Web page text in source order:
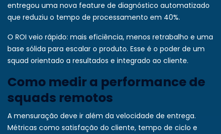
entregou uma nova feature de diagnóstico automatizado
que reduziu o tempo de processamento em 40%.
O ROI veio rápido: mais eficiência, menos retrabalho e uma
base sólida para escalar o produto. Esse é o poder de um
squad orientado a resultados e integrado ao cliente.
Como medir a performance de
squads remotos
A mensuração deve ir além da velocidade de entrega.
Métricas como satisfação do cliente, tempo de ciclo e